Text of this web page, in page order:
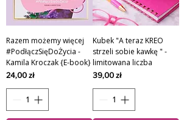
Razem możemy więcej
#PodłączSięDoŻycia -
Kamila Kroczak {E-book}
Cena
24,00 zł
Kubek "A teraz KREO
strzeli sobie kawkę " -
limitowana liczba
Cena
39,00 zł